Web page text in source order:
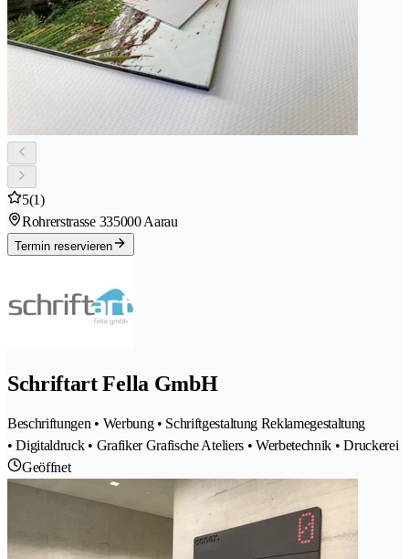
5(1)
Rohrerstrasse 335000 Aarau
Termin reservieren
Schriftart Fella GmbH
Beschriftungen • Werbung • Schriftgestaltung Reklamegestaltung
• Digitaldruck • Grafiker Grafische Ateliers • Werbetechnik • Druckerei
Geöffnet